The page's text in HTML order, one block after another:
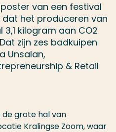
van een festival
het produceren van
kilogram aan CO2
zijn zes badkuipen
Unsalan,
& Retail
grote hal van
Kralingse Zoom, waar